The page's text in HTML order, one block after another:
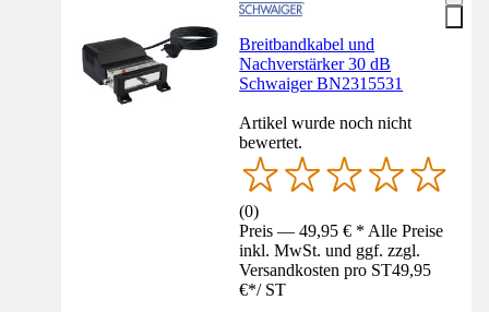
Breitbandkabel und
Nachverstärker 30 dB
Schwaiger BN2315531
Artikel wurde noch nicht
bewertet.
(0)
Preis — 49,95 € * Alle Preise
inkl. MwSt. und ggf. zzgl.
Versandkosten pro ST49,95
€*/ ST